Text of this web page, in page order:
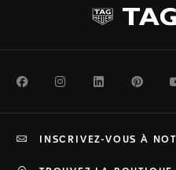
FacebookInstagramLinkedIn
INSCRIVEZ-VOUS À